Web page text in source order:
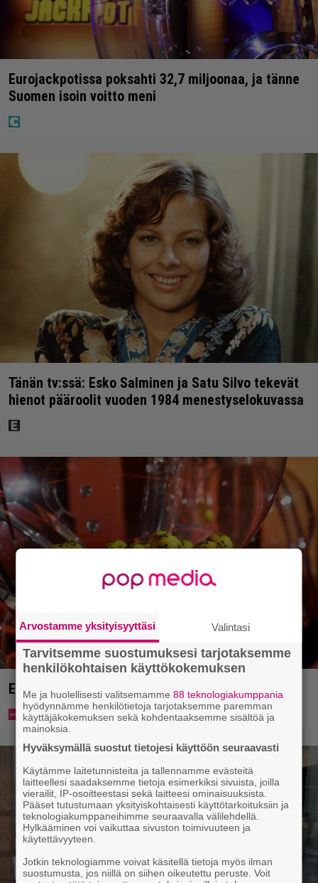
Eurojackpotissa poksahti 32,7 miljoonaa, ja tänne
Suomen isoin voitto meni
Tänän tv:ssä: Esko Salminen ja Satu Silvo tekevät
hienot pääroolit vuoden 1984 menestyselokuvassa
Eurojackpotista 80 000 euroa Suomeen – tänne
Arvostamme yksityisyyttäsi Valintasi
Tarvitsemme suostumuksesi tarjotaksemme
henkilökohtaisen käyttökokemuksen
Me ja huolellisesti valitsemamme88 teknologiakumppania
hyödynnämme henkilötietoja tarjotaksemme paremman
käyttäjäkokemuksen sekä kohdentaaksemme sisältöä ja
mainoksia.
Hyväksymällä suostut tietojesi käyttöön seuraavasti
Käytämme laitetunnisteita ja tallennamme evästeitä
laitteellesi saadaksemme tietoja esimerkiksi sivuista, joilla
vierailit, IP-osoitteestasi sekä laitteesi ominaisuuksista.
Pääset tutustumaan yksityiskohtaisesti käyttötarkoituksiin ja
teknologiakumppaneihimme seuraavalla välilehdellä.
Hylkääminen voi vaikuttaa sivuston toimivuuteen ja
käytettävyyteen.
Jotkin teknologiamme voivat käsitellä tietoja myös ilman
suostumusta, jos niillä on siihen oikeutettu peruste. Voit